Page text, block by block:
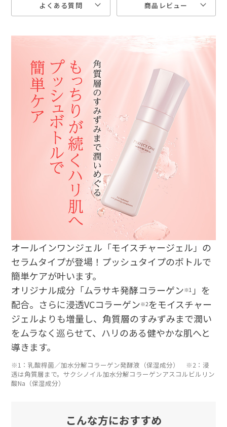
よくある質問 商品レビュー
オールインワンジェル「モイスチャージェル」の
セラムタイプが登場！プッシュタイプのボトルで
簡単ケアが叶います。
オリジナル成分「ムラサキ発酵コラーゲン※1」を
配合。さらに浸透VCコラーゲン※2をモイスチャー
ジェルよりも増量し、角質層のすみずみまで潤い
をムラなく巡らせて、ハリのある健やかな肌へと
導きます。
※1：乳酸桿菌／加水分解コラーゲン発酵液（保湿成分） ※2：浸
透は角質層まで。サクシノイル加水分解コラーゲンアスコルビルリン
酸Na（保湿成分）
こんな方におすすめ